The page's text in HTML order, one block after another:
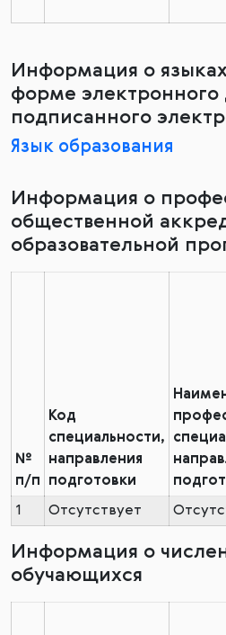
Информация о
форме электронного
подписанного
Язык образования
Информация о
общественной
образовательной
№
п/п
Код
специальности,
направления
подготовки
1 Отсутствует
Информация о
обучающихся